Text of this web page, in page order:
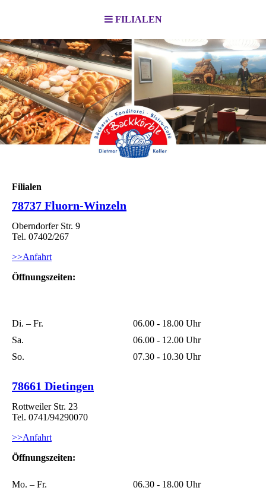
FILIALEN
Filialen
78737 Fluorn-Winzeln
Oberndorfer Str. 9
Tel. 07402/267
>>Anfahrt
Öffnungszeiten:
Di. – Fr.
06.00 - 18.00 Uhr
Sa.
06.00 - 12.00 Uhr
So.
07.30 - 10.30 Uhr
78661 Dietingen
Rottweiler Str. 23
Tel. 0741/94290070
>>Anfahrt
Öffnungszeiten:
Mo. – Fr.
06.30 - 18.00 Uhr